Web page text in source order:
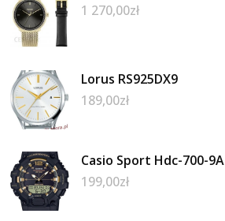
1 270,00zł
Lorus RS925DX9
189,00zł
Casio Sport Hdc-700-9A
199,00zł